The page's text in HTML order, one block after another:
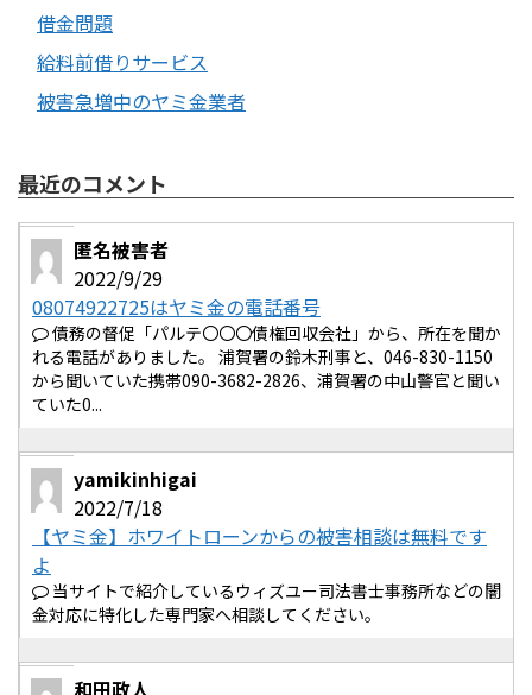
借金問題
給料前借りサービス
被害急増中のヤミ金業者
最近のコメント
匿名被害者
2022/9/29
08074922725はヤミ金の電話番号
債務の督促「パルテ〇〇〇債権回収会社」から、所在を聞か
れる電話がありました。 浦賀署の鈴木刑事と、046-830-1150
から聞いていた携帯090-3682-2826、浦賀署の中山警官と聞い
ていた0...
yamikinhigai
2022/7/18
【ヤミ金】ホワイトローンからの被害相談は無料です
よ
当サイトで紹介しているウィズユー司法書士事務所などの闇
金対応に特化した専門家へ相談してください。
和田政人